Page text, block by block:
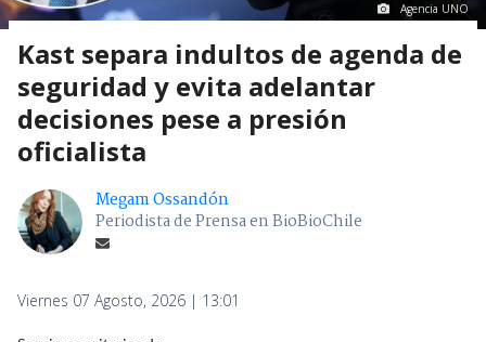
Agencia UNO
Kast separa indultos de agenda de
seguridad y evita adelantar
decisiones pese a presión
oficialista
Megam Ossandón
Periodista de Prensa en BioBioChile
Viernes 07 Agosto, 2026 | 13:01